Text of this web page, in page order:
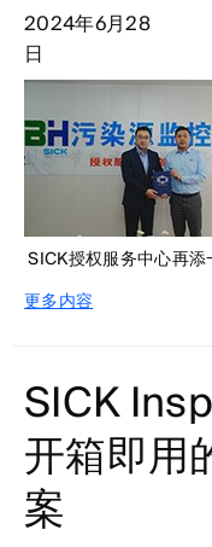
2024年6月28
日
SICK授权服务中心再添
更多内容
SICK
开箱即用
案